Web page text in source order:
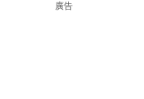
廣告